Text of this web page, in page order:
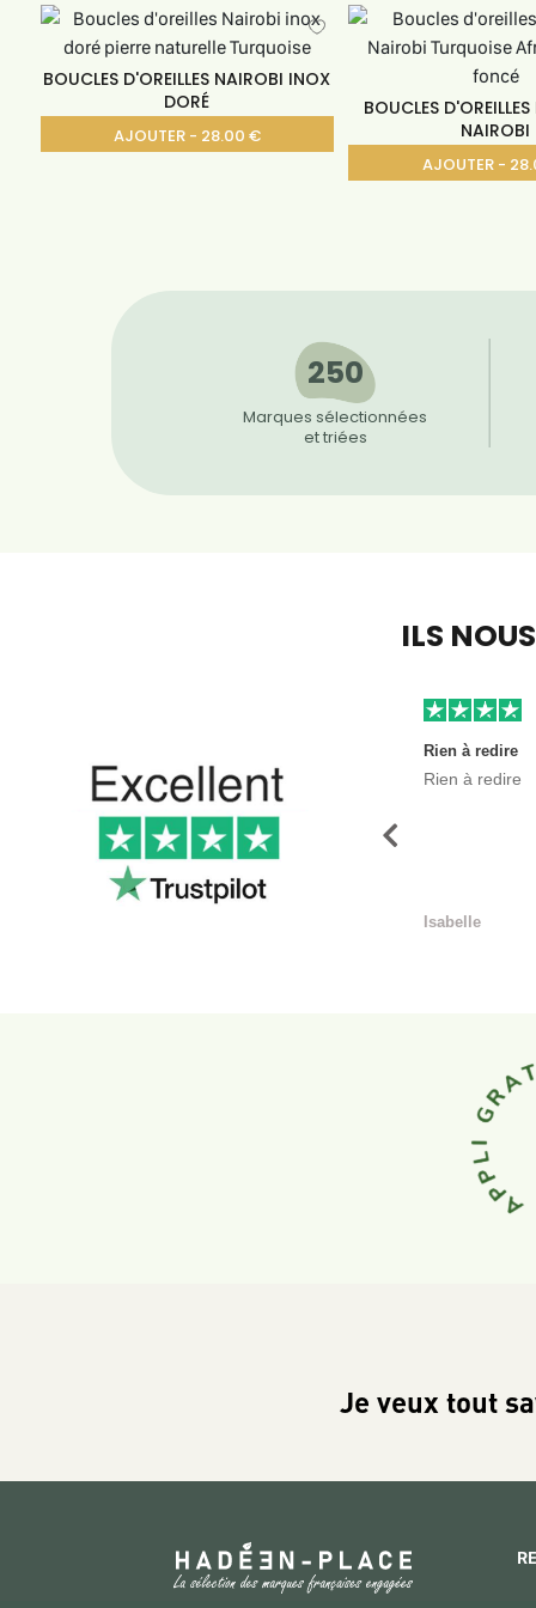
BOUCLES D'OREILLES NAIROBI INOX
DORÉ
AJOUTER - 28.00 €
BOUCLES
NAIROBI
AJOUTER -
250
Marques sélectionnées
et triées
ILS
Rien à redire
Rien à redire
Isabelle
Précédent
Je veux tout